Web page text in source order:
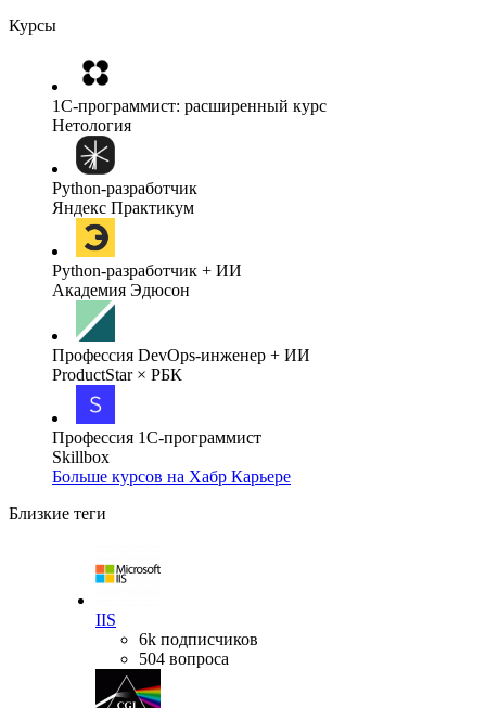
Курсы
1C-программист: расширенный курс
Нетология
Python-разработчик
Яндекс Практикум
Python-разработчик + ИИ
Академия Эдюсон
Профессия DevOps-инженер + ИИ
ProductStar × РБК
Профессия 1С-программист
Skillbox
Больше курсов на Хабр Карьере
Близкие теги
IIS
6k подписчиков
504 вопроса